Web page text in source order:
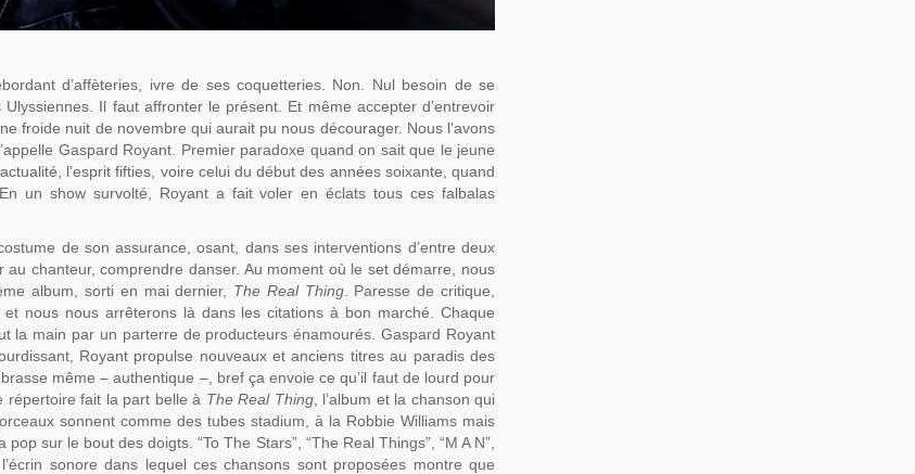
d’affèteries, ivre de ses coquetteries. Non. Nul besoin de se
Il faut affronter le présent. Et même accepter d’entrevoir
froide nuit de novembre qui aurait pu nous décourager. Nous l’avons
Gaspard Royant. Premier paradoxe quand on sait que le jeune
l’esprit fifties, voire celui du début des années soixante, quand
un show survolté, Royant a fait voler en éclats tous ces falbalas
de son assurance, osant, dans ses interventions d’entre deux
chanteur, comprendre danser. Au moment où le set démarre, nous
album, sorti en mai dernier, The Real Thing. Paresse de critique,
nous nous arrêterons là dans les citations à bon marché. Chaque
la main par un parterre de producteurs énamourés. Gaspard Royant
Royant propulse nouveaux et anciens titres au paradis des
même – authentique –, bref ça envoie ce qu’il faut de lourd pour
répertoire fait la part belle à The Real Thing, l’album et la chanson qui
sonnent comme des tubes stadium, à la Robbie Williams mais
sur le bout des doigts. “To The Stars”, “The Real Things”, “M A N”,
sonore dans lequel ces chansons sont proposées montre que